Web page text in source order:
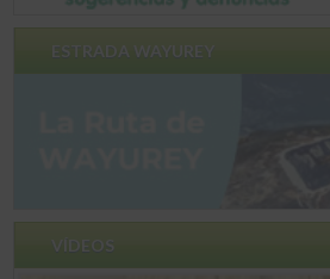
ESTRADA WAYUREY
VÍDEOS